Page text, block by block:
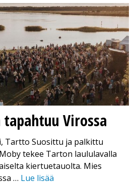
Virossa
Tartto Suosittu ja palkittu
tekee Tarton laululavalla
kiertuetauolta. Mies
… Lue lisää